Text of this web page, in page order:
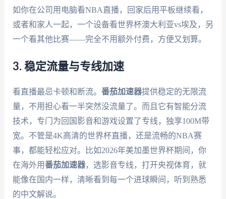
如你在公司用电脑看NBA直播，回家后用平板继续看，
或者和家人一起，一个设备看世界杯澳大利亚vs埃及，另
一个看其他比赛——完全不用额外付费，方便又划算。
3. 稳定流量与专线加速
看直播最忌卡顿和断流。 番茄加速器提供稳定的无限流
量，不用担心看一半突然没流量了。而且它有智能分流
技术，专门为回国影音和游戏设置了专线，独享100M带
宽。不管是4K高清的世界杯直播，还是流畅的NBA赛
事，都能轻松应对。比如2026年美加墨世界杯期间，你
在海外用番茄加速器，选影音专线，打开央视体育，就
能像在国内一样，清晰看到每一个进球瞬间，听到熟悉
的中文解说。